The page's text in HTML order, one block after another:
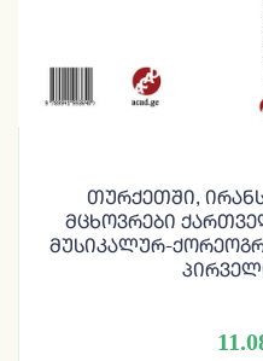
Თურქეთში,
Მცხოვრები
Მუსიკალურ-